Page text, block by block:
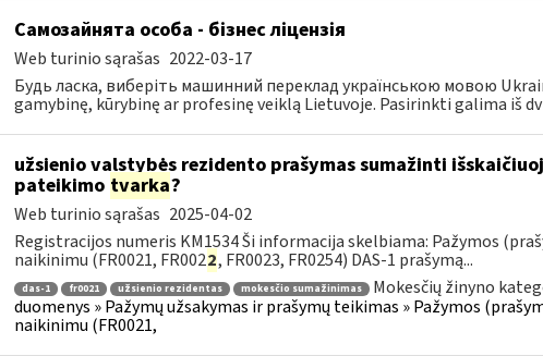
Самозайнята особа - бізнес ліцензія
Web turinio sąrašas 2022-03-17
Будь ласка, виберіть машинний переклад українською мовою
gamybinę, kūrybinę ar profesinę veiklą Lietuvoje. Pasirinkti galima iš
užsienio valstybės rezidento prašymas sumažinti
pateikimo tvarka?
Web turinio sąrašas 2025-04-02
Registracijos numeris KM1534 Ši informacija skelbiama: Pažymos
naikinimu (FR0021, FR0022, FR0023, FR0254) DAS-1 prašymą...
das-1 fr0021 užsienio rezidentas mokesčio sumažinimas
Mokesčių žinyno
duomenys » Pažymų užsakymas ir prašymų teikimas » Pažymos
naikinimu (FR0021,